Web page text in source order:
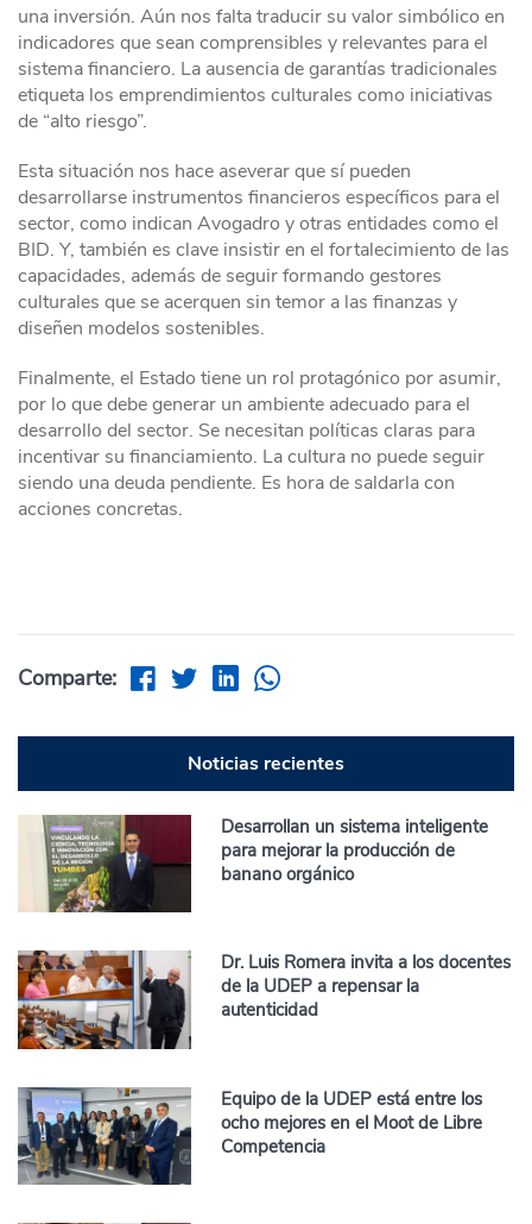
una inversión. Aún nos falta traducir su valor simbólico en
indicadores que sean comprensibles y relevantes para el
sistema financiero. La ausencia de garantías tradicionales
etiqueta los emprendimientos culturales como iniciativas
de “alto riesgo”.
Esta situación nos hace aseverar que sí pueden
desarrollarse instrumentos financieros específicos para el
sector, como indican Avogadro y otras entidades como el
BID. Y, también es clave insistir en el fortalecimiento de las
capacidades, además de seguir formando gestores
culturales que se acerquen sin temor a las finanzas y
diseñen modelos sostenibles.
Finalmente, el Estado tiene un rol protagónico por asumir,
por lo que debe generar un ambiente adecuado para el
desarrollo del sector. Se necesitan políticas claras para
incentivar su financiamiento. La cultura no puede seguir
siendo una deuda pendiente. Es hora de saldarla con
acciones concretas.
Comparte:
Noticias recientes
Desarrollan un sistema inteligente
para mejorar la producción de
banano orgánico
Dr. Luis Romera invita a los docentes
de la UDEP a repensar la
autenticidad
Equipo de la UDEP está entre los
ocho mejores en el Moot de Libre
Competencia